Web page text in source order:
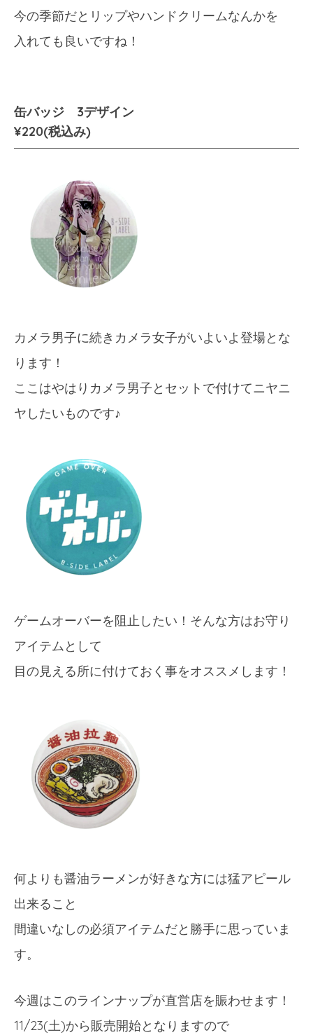
今の季節だとリップやハンドクリームなんかを
入れても良いですね！
缶バッジ 3デザイン
¥220(税込み)
カメラ男子に続きカメラ女子がいよいよ登場とな
ります！
ここはやはりカメラ男子とセットで付けてニヤニ
ヤしたいものです♪
ゲームオーバーを阻止したい！そんな方はお守り
アイテムとして
目の見える所に付けておく事をオススメします！
何よりも醤油ラーメンが好きな方には猛アピール
出来ること
間違いなしの必須アイテムだと勝手に思っていま
す。
今週はこのラインナップが直営店を賑わせます！
11/23(土)から販売開始となりますので